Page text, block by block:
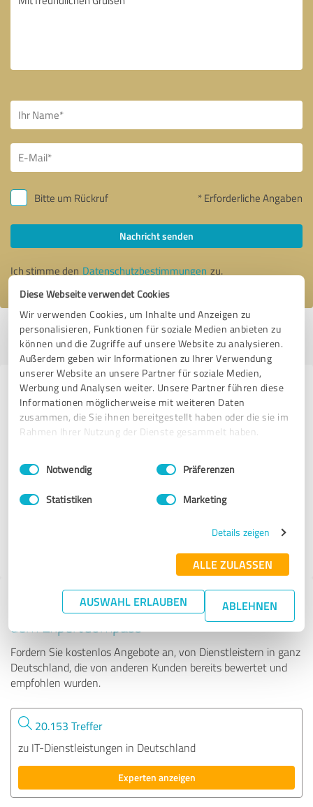
Diese Webseite verwendet Cookies
Wir verwenden Cookies, um Inhalte und Anzeigen zu
personalisieren, Funktionen für soziale Medien anbieten zu
können und die Zugriffe auf unsere Website zu analysieren.
Außerdem geben wir Informationen zu Ihrer Verwendung
unserer Website an unsere Partner für soziale Medien,
Werbung und Analysen weiter. Unsere Partner führen diese
Informationen möglicherweise mit weiteren Daten
zusammen, die Sie ihnen bereitgestellt haben oder die sie im
Rahmen Ihrer Nutzung der Dienste gesammelt haben.
Impressum Datenschutzbestimmungen
Einwilligungsauswahl
Notwendig Präferenzen
Statistiken Marketing
Details zeigen
ALLE ZULASSEN
AUSWAHL ERLAUBEN ABLEHNEN
Bitte um Rückruf * Erforderliche Angaben
Nachricht senden
Ich stimme den Datenschutzbestimmungen zu.
Profil aktiv seit 17.02.2021 |Letzte Aktualisierung: 01.08.2026|Profil
melden
Erfahrungen zu weiteren
Anbietern aus dem Bereich IT-
Dienstleistungen
TC EDV-Lösungen GmbH & Co. KG
Tipp: Die passenden Experten finden - mit
dem ExpertCompass
Fordern Sie kostenlos Angebote an, von Dienstleistern in ganz
Deutschland, die von anderen Kunden bereits bewertet und
empfohlen wurden.
20.153 Treffer
zu IT-Dienstleistungen in Deutschland
Experten anzeigen